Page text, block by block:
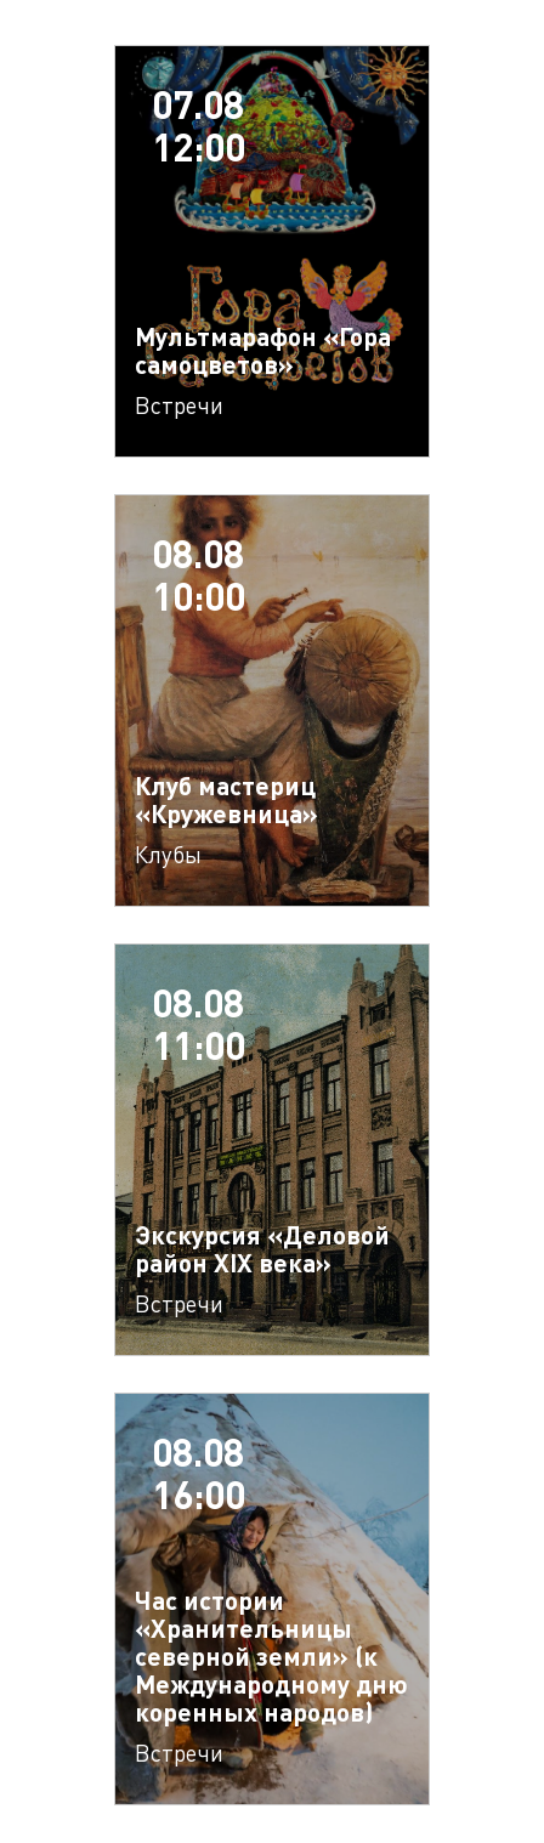
07.08
12:00
Мультмарафон «Гора
самоцветов»
Встречи
08.08
10:00
Клуб мастериц
«Кружевница»
Клубы
08.08
11:00
Экскурсия «Деловой
район XIX века»
Встречи
08.08
16:00
Час истории
«Хранительницы
северной земли» (к
Международному дню
коренных народов)
Встречи